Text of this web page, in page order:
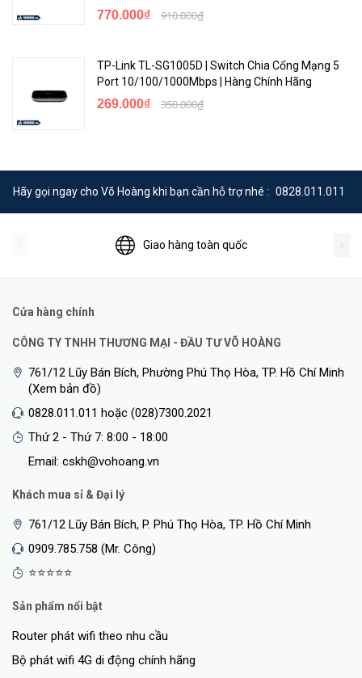
770.000₫ 910.000₫
TP-Link TL-SG1005D | Switch Chia Cổng Mạng 5
Port 10/100/1000Mbps | Hàng Chính Hãng
269.000₫ 350.000₫
Hãy gọi ngay cho Võ Hoàng khi bạn cần hỗ trợ nhé : 0828.011.011
Giao hàng toàn quốc
Cửa hàng chính
CÔNG TY TNHH THƯƠNG MẠI - ĐẦU TƯ VÕ HOÀNG
761/12 Lũy Bán Bích, Phường Phú Thọ Hòa, TP. Hồ Chí Minh
(Xem bản đồ)
0828.011.011 hoặc (028)7300.2021
Thứ 2 - Thứ 7: 8:00 - 18:00
Email: cskh@vohoang.vn
Khách mua sỉ & Đại lý
761/12 Lũy Bán Bích, P. Phú Thọ Hòa, TP. Hồ Chí Minh
0909.785.758 (Mr. Công)
⭐⭐⭐⭐⭐
Sản phẩm nổi bật
Router phát wifi theo nhu cầu
Bộ phát wifi 4G di động chính hãng